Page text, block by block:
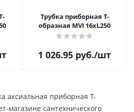
Трубка приборная Т-
образная MVI 16xL250
1 026.95 руб./шт
аксиальная приборная Т-
магазине сантехнического